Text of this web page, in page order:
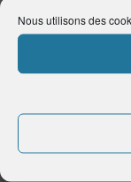
Nous utilisons des
Laisser un
Votre adresse e-mail